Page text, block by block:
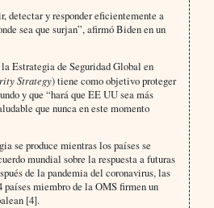
detectar y responder eficientemente a
sea que surjan”, afirmó Biden en un
Estrategia de Seguridad Global en
Strategy) tiene como objetivo proteger
y que “hará que EE UU sea más
que nunca en este momento
se produce mientras los países se
mundial sobre la respuesta a futuras
de la pandemia del coronavirus, las
países miembro de la OMS firmen un
[4].